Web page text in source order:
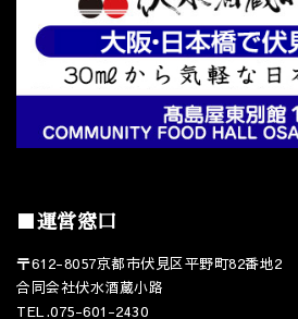
■運営窓口
〒612-8057京都市伏見区平野町82番地2
合同会社伏水酒蔵小路
TEL.075-601-2430